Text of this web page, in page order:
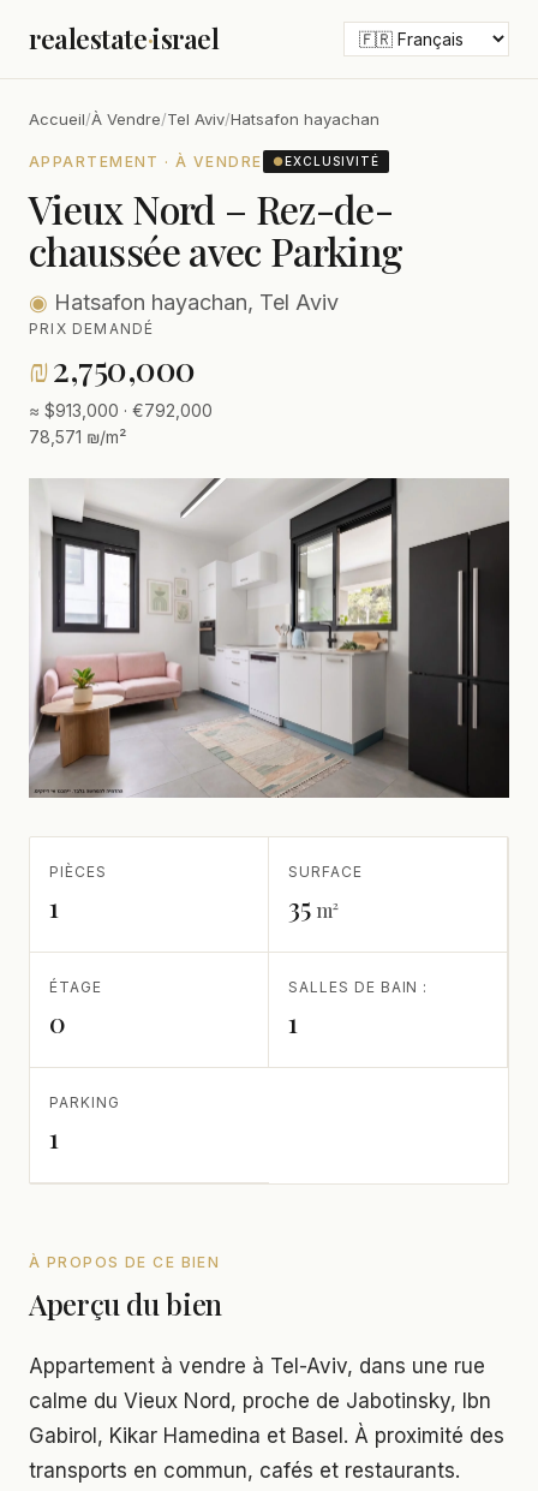
realestate·israel
Accueil/À Vendre/Tel Aviv/Hatsafon hayachan
APPARTEMENT · À VENDRE ●EXCLUSIVITÉ
Vieux Nord – Rez-de-
chaussée avec Parking
◉ Hatsafon hayachan, Tel Aviv
PRIX DEMANDÉ
₪2,750,000
≈ $913,000 · €792,000
78,571 ₪/m²
PIÈCES
1
SURFACE
35 m²
ÉTAGE
0
SALLES DE BAIN :
1
PARKING
1
À PROPOS DE CE BIEN
Aperçu du bien
Appartement à vendre à Tel-Aviv, dans une rue
calme du Vieux Nord, proche de Jabotinsky, Ibn
Gabirol, Kikar Hamedina et Basel. À proximité des
transports en commun, cafés et restaurants.